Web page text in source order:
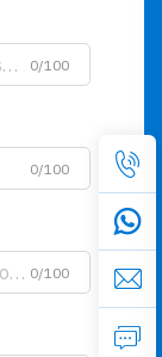
0/100
0/100
0/100